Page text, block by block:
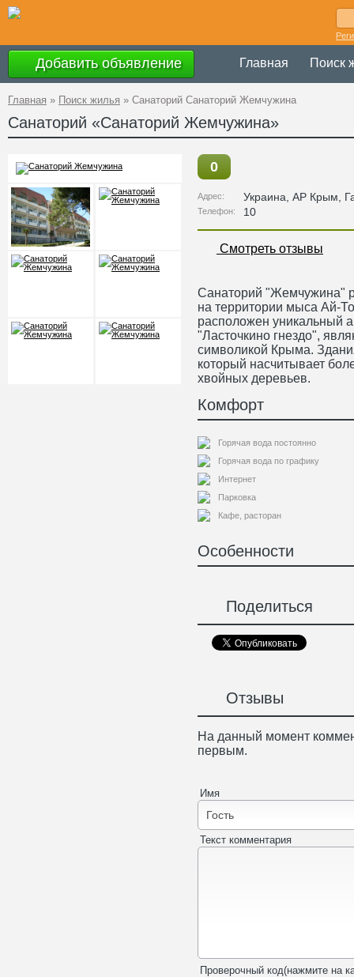
Добавить объявление Главная Поиск
Главная » Поиск жилья » Санаторий Санаторий Жемчужина
Санаторий «Санаторий Жемчужина»
0
Адрес: Украина АР Крым ,
Телефон: 10
Смотреть отзывы
Санаторий "Жемчужина"
на территории мыса Ай-
расположен уникальный
"Ласточкино гнездо",
символикой Крыма.
который насчитывает
хвойных деревьев.
Комфорт
Горячая вода постоянно
Горячая вода по графику
Интернет
Парковка
Кафе, расторан
Особенности
Поделиться
Отзывы
На данный момент
первым.
Имя
Текст комментария
Проверочный код(нажмите на